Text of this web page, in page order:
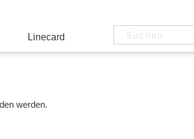
Linecard
werden.